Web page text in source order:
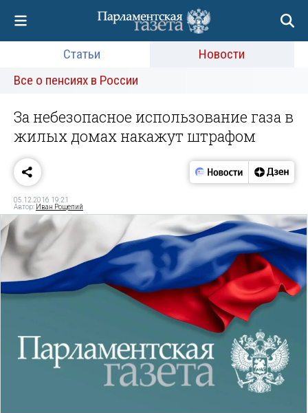
Статьи
Новости
Все о пенсиях в России
За небезопасное использование газа в
жилых домах накажут штрафом
05.12.2016 19:21
Автор: Иван Рощепий